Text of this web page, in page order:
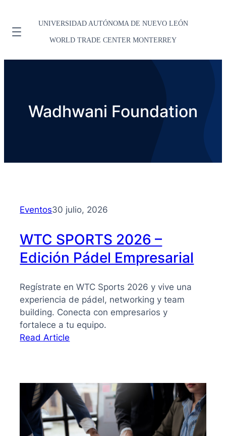
UNIVERSIDAD AUTÓNOMA DE NUEVO LEÓN
WORLD TRADE CENTER MONTERREY
Wadhwani Foundation
Eventos30 julio, 2026
WTC SPORTS 2026 –
Edición Pádel Empresarial
Regístrate en WTC Sports 2026 y vive una
experiencia de pádel, networking y team
building. Conecta con empresarios y
fortalece a tu equipo.
Read Article
–
Edición
Pádel
Empresarial